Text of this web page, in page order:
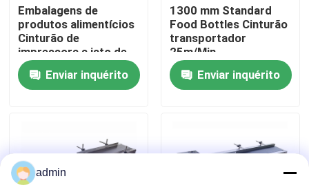
Controle de qualidade
Contacte-nos
Solicite um orçamento
Embalagens de
produtos alimentícios
Cinturão de
impressora a jato de
tinta transportador
padrão personalizado
Enviar inquérito
1300 mm Standard
Food Bottles Cinturão
transportador
25m/Min
Enviar inquérito
admin